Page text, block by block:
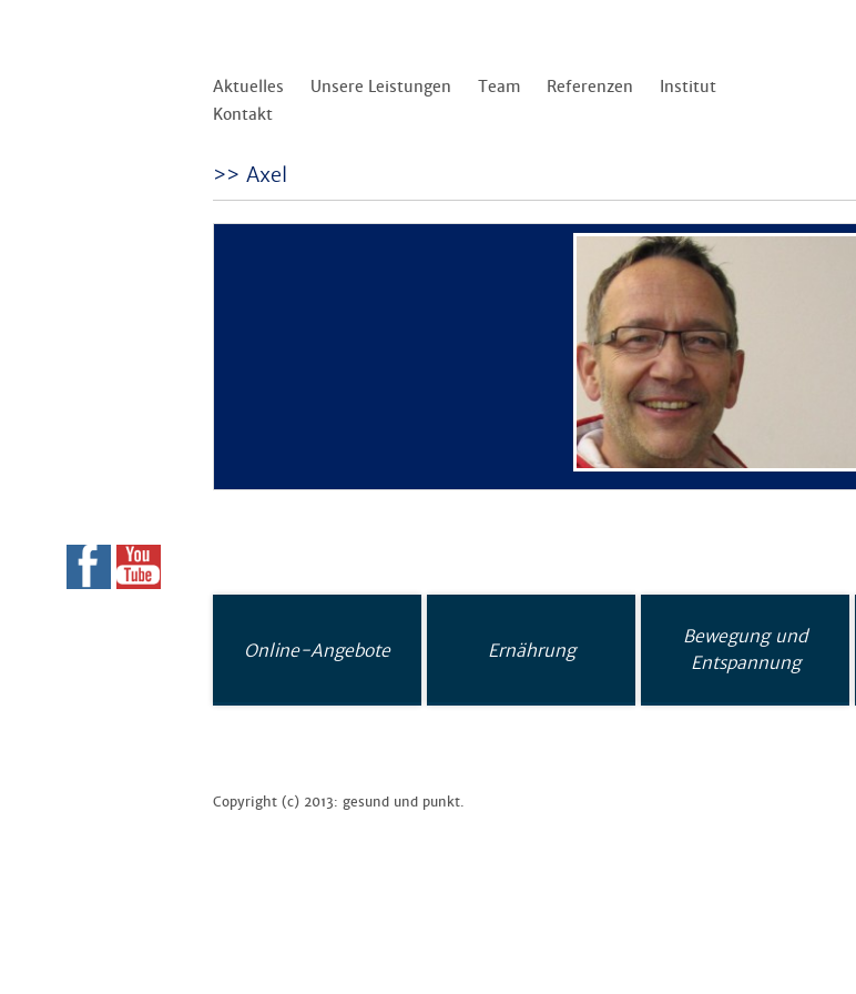
Aktuelles Unsere Leistungen Team Referenzen
Institut
Kontakt
Axel
Online-Angebote Ernährung
Bewegung und
Entspannung
Copyright (c) 2013: gesund und punkt.